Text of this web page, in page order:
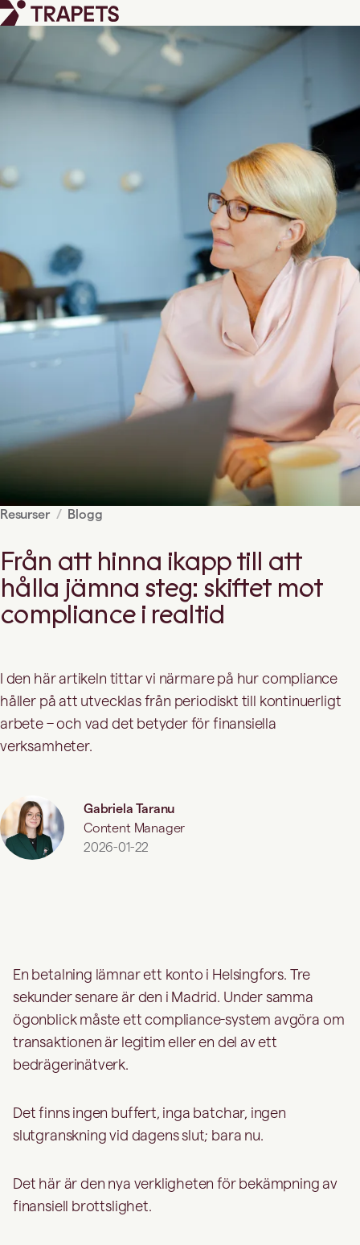
Resurser Blogg
Från att hinna ikapp till att
hålla jämna steg: skiftet mot
compliance i realtid
I den här artikeln tittar vi närmare på hur compliance
håller på att utvecklas från periodiskt till kontinuerligt
arbete – och vad det betyder för finansiella
verksamheter.
Gabriela Taranu
Content Manager
2026-01-22
En betalning lämnar ett konto i Helsingfors. Tre
sekunder senare är den i Madrid. Under samma
ögonblick måste ett compliance-system avgöra om
transaktionen är legitim eller en del av ett
bedrägerinätverk.
Det finns ingen buffert, inga batchar, ingen
slutgranskning vid dagens slut; bara nu.
Det här är den nya verkligheten för bekämpning av
finansiell brottslighet.